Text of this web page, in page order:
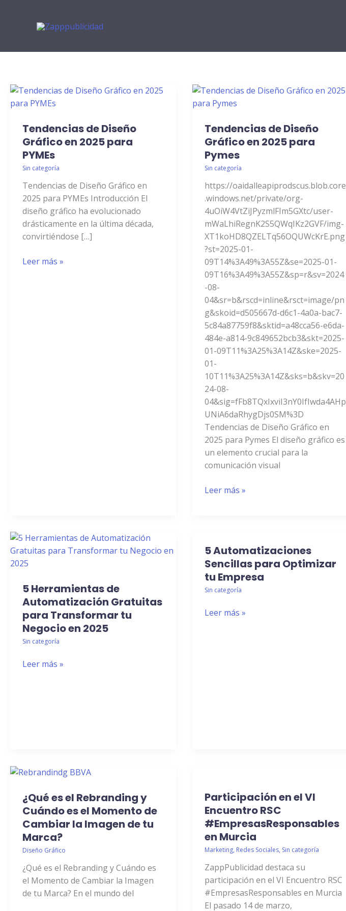
contenido
Tendencias de Diseño
Gráfico en 2025 para
PYMEs
Sin categoría
Tendencias de Diseño Gráfico en
2025 para PYMEs Introducción El
diseño gráfico ha evolucionado
drásticamente en la última década,
convirtiéndose […]
Tendencias
Diseño
Gráfico
en
2025
PYMEs
Leer más »
Tendencias de Diseño
Gráfico en 2025 para
Pymes
Sin categoría
https://oaidalleapiprodscus.blob.core
.windows.net/private/org-
4uOiW4VtZiJPyzmlFIm5GXtc/user-
mWaLhiRegnK2S5QWqIKz2GVF/img-
XT1koHD8QZELTq56OQUWcKrE.png
?st=2025-01-
09T14%3A49%3A55Z&se=2025-01-
09T16%3A49%3A55Z&sp=r&sv=2024
-08-
04&sr=b&rscd=inline&rsct=image/pn
g&skoid=d505667d-d6c1-4a0a-bac7-
5c84a87759f8&sktid=a48cca56-e6da-
484e-a814-9c849652bcb3&skt=2025-
01-09T11%3A25%3A14Z&ske=2025-
01-
10T11%3A25%3A14Z&sks=b&skv=20
24-08-
04&sig=fFb8TQxIxviI3nY0IfIwda4AHp
UNiA6daRhygDjs0SM%3D
Tendencias de Diseño Gráfico en
2025 para Pymes El diseño gráfico es
un elemento crucial para la
comunicación visual
Tendencias
Diseño
Gráfico
en
2025
Pymes
Leer más »
5 Herramientas de
Automatización Gratuitas
para Transformar tu
Negocio en 2025
Sin categoría
5
Herramientas
Automatización
Gratuitas
para
Transformar
tu
en
Leer más »
5 Automatizaciones
Sencillas para Optimizar
tu Empresa
Sin categoría
5
Automatizaciones
Sencillas
para
tu
Leer más »
¿Qué es el Rebranding y
Cuándo es el Momento de
Cambiar la Imagen de tu
Marca?
Diseño Gráfico
¿Qué es el Rebranding y Cuándo es
el Momento de Cambiar la Imagen
de tu Marca? En el mundo del
es
el
Rebranding
y
Cuándo
el
Momento
de
Participación en el VI
Encuentro RSC
#EmpresasResponsables
en Murcia
Marketing, Redes Sociales, Sin categoría
ZappPublicidad destaca su
participación en el VI Encuentro RSC
#EmpresasResponsables en Murcia
El pasado 14 de marzo,
en
el
VI
Encuentro
RSC
en
Murcia